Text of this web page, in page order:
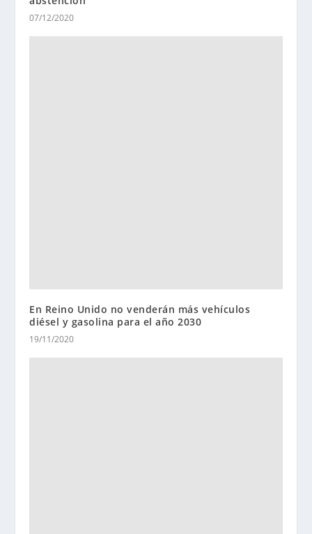
07/12/2020
En Reino Unido no venderán más vehículos
diésel y gasolina para el año 2030
19/11/2020